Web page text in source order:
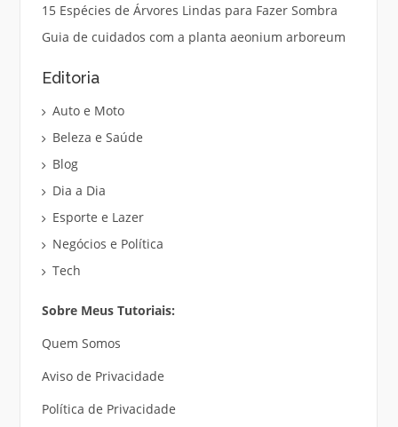
15 Espécies de Árvores Lindas para Fazer Sombra
Guia de cuidados com a planta aeonium arboreum
Editoria
Auto e Moto
Beleza e Saúde
Blog
Dia a Dia
Esporte e Lazer
Negócios e Política
Tech
Sobre Meus Tutoriais:
Quem Somos
Aviso de Privacidade
Política de Privacidade